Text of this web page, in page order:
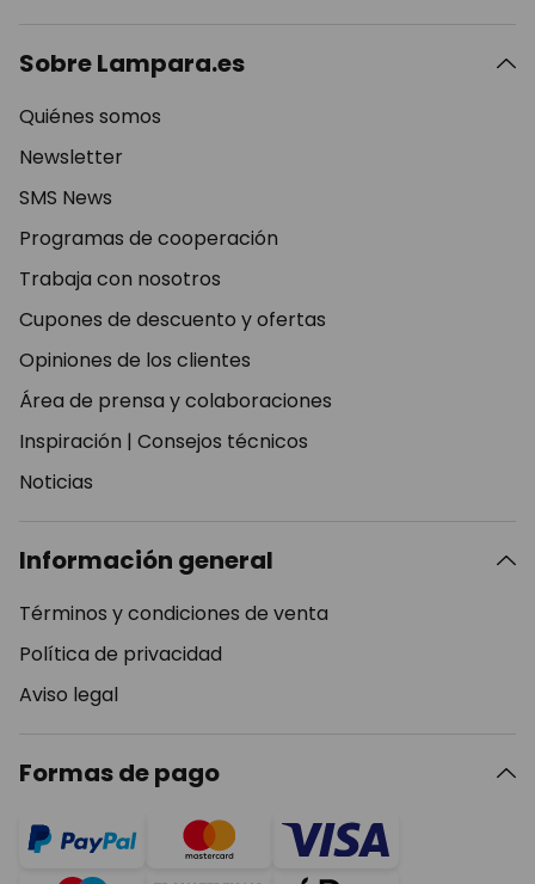
Sobre Lampara.es
Quiénes somos
Newsletter
SMS News
Programas de cooperación
Trabaja con nosotros
Cupones de descuento y ofertas
Opiniones de los clientes
Área de prensa y colaboraciones
Inspiración | Consejos técnicos
Noticias
Información general
Términos y condiciones de venta
Política de privacidad
Aviso legal
Formas de pago